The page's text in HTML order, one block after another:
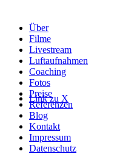
Link zu X
Über
Filme
Livestream
Luftaufnahmen
Coaching
Fotos
Preise
Referenzen
Blog
Kontakt
Impressum
Datenschutz